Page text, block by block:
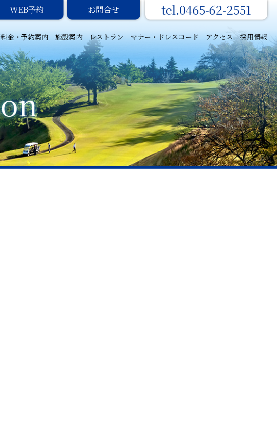
WEB予約 お問合せ
料金・予約案内 施設案内 レストラン マナー・ドレスコード アクセス 採用情報
0465-62-2551